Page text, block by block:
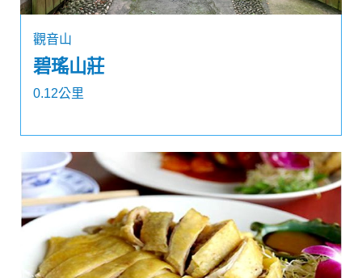
觀音山
碧瑤山莊
0.12公里